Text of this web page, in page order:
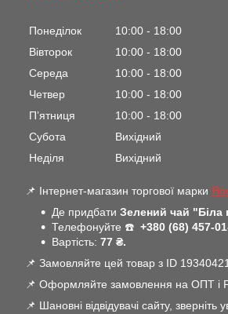
Понеділок 10:00
18:00
Вівторок
10:00
18:00
Середа
10:00
18:00
Четвер
10:00
18:00
Пʼятниця
10:00
18:00
Субота
Вихідний
Неділя
Вихідний
📌 Інтернет-магазин торгової марки
Де придбати Зелений чай "Біла
Телефонуйте ☎️ +380 (68) 457-
Вартість: 77 ₴.
📌 Замовляйте цей товар з ID
📌 Оформляйте замовлення на ОПТ і
📌 Шановні відвідувачі сайту, зверніть